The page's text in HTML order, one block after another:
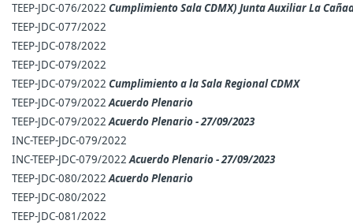
TEEP-JDC-076/2022 Cumplimiento Sala CDMX) Junta Auxiliar La
TEEP-JDC-077/2022
TEEP-JDC-078/2022
TEEP-JDC-079/2022
TEEP-JDC-079/2022 Cumplimiento a la Sala Regional CDMX
TEEP-JDC-079/2022Acuerdo Plenario
TEEP-JDC-079/2022Acuerdo Plenario - 27/09/2023
INC-TEEP-JDC-079/2022
INC-TEEP-JDC-079/2022Acuerdo Plenario - 27/09/2023
TEEP-JDC-080/2022Acuerdo Plenario
TEEP-JDC-080/2022
TEEP-JDC-081/2022